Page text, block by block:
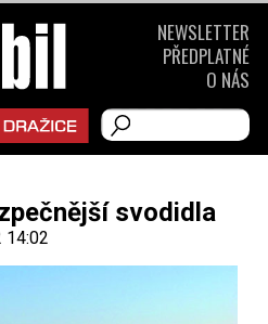
svodidla
14:02
NEWSLETTER
PŘEDPLATNÉ
O NÁS